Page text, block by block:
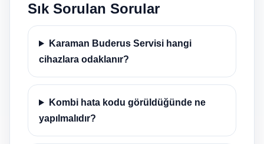
Sık Sorulan Sorular
Karaman Buderus Servisi hangi
cihazlara odaklanır?
Kombi hata kodu görüldüğünde ne
yapılmalıdır?